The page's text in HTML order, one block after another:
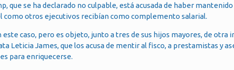
que se ha declarado no culpable, está acusada de haber
como otros ejecutivos recibían como complemento salarial.
caso, pero es objeto, junto a tres de sus hijos mayores, de otra
Leticia James, que los acusa de mentir al fisco, a prestamistas y
para enriquecerse.